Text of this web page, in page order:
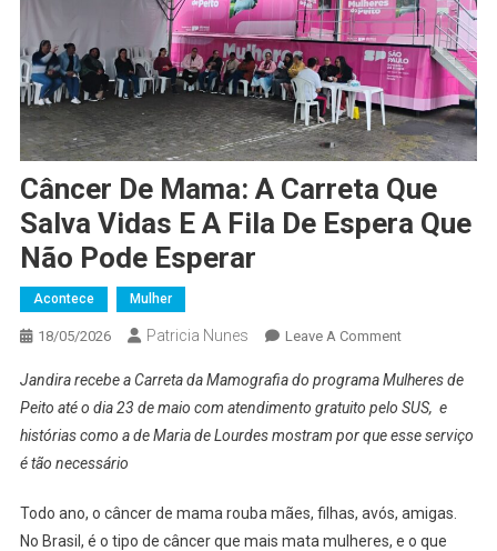
Câncer De Mama: A Carreta Que
Salva Vidas E A Fila De Espera Que
Não Pode Esperar
Acontece Mulher
18/05/2026 Patricia Nunes Leave A CommentOn
De
Mama:
A
Salva
Vidas
Jandira recebe a Carreta da Mamografia do programa Mulheres de
Peito até o dia 23 de maio com atendimento gratuito pelo SUS, e
histórias como a de Maria de Lourdes mostram por que esse serviço
é tão necessário
Todo ano, o câncer de mama rouba mães, filhas, avós, amigas.
No Brasil, é o tipo de câncer que mais mata mulheres, e o que